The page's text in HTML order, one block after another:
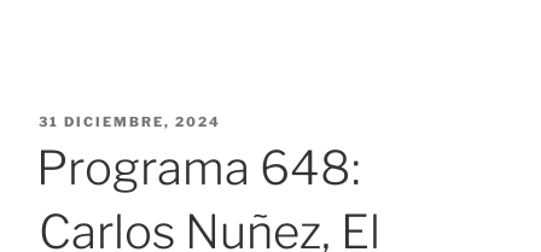
PUBLICADO
31 DICIEMBRE, 2024
Programa 648:
Carlos Nuñez, El